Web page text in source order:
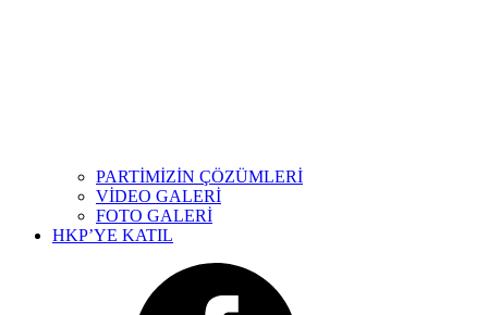
PARTİMİZİN ÇÖZÜMLERİ
VİDEO GALERİ
FOTO GALERİ
HKP’YE KATIL